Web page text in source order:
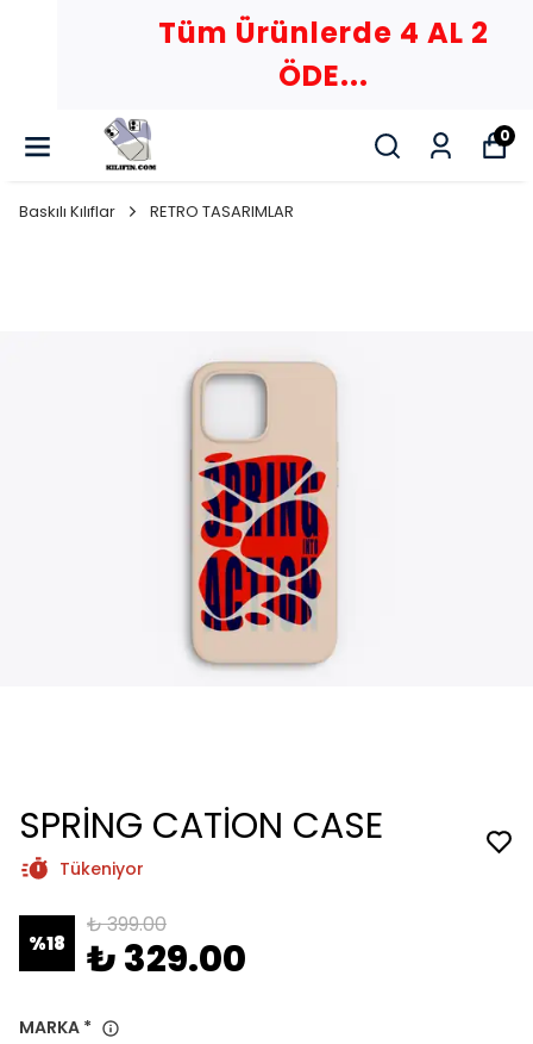
Tüm Ürünlerde 4 AL 2
ÖDE...
0
Baskılı Kılıflar RETRO TASARIMLAR
SPRİNG CATİON CASE
Tükeniyor
%18
₺ 399.00
₺ 329.00
MARKA *